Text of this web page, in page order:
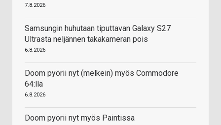
7.8.2026
Samsungin huhutaan tiputtavan Galaxy S27
Ultrasta neljännen takakameran pois
6.8.2026
Doom pyörii nyt (melkein) myös Commodore
64:llä
6.8.2026
Doom pyörii nyt myös Paintissa